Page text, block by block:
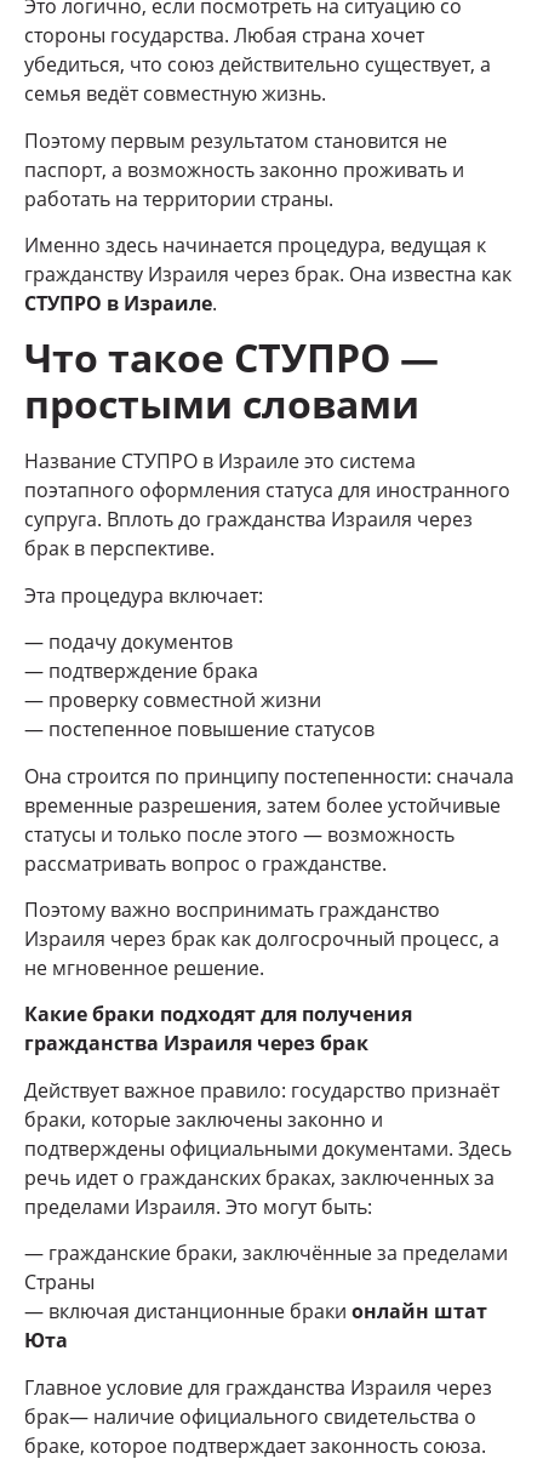
Это логично, если посмотреть на ситуацию со
стороны государства. Любая страна хочет
убедиться, что союз действительно существует, а
семья ведёт совместную жизнь.
Поэтому первым результатом становится не
паспорт, а возможность законно проживать и
работать на территории страны.
Именно здесь начинается процедура, ведущая к
гражданству Израиля через брак. Она известна как
СТУПРО в Израиле.
Что такое СТУПРО —
простыми словами
Название СТУПРО в Израиле это система
поэтапного оформления статуса для иностранного
супруга. Вплоть до гражданства Израиля через
брак в перспективе.
Эта процедура включает:
— подачу документов
— подтверждение брака
— проверку совместной жизни
— постепенное повышение статусов
Она строится по принципу постепенности: сначала
временные разрешения, затем более устойчивые
статусы и только после этого — возможность
рассматривать вопрос о гражданстве.
Поэтому важно воспринимать гражданство
Израиля через брак как долгосрочный процесс, а
не мгновенное решение.
Какие браки подходят для получения
гражданства Израиля через брак
Действует важное правило: государство признаёт
браки, которые заключены законно и
подтверждены официальными документами. Здесь
речь идет о гражданских браках, заключенных за
пределами Израиля. Это могут быть:
— гражданские браки, заключённые за пределами
Страны
— включая дистанционные браки онлайн штат
Юта
Главное условие для гражданства Израиля через
брак— наличие официального свидетельства о
браке, которое подтверждает законность союза.